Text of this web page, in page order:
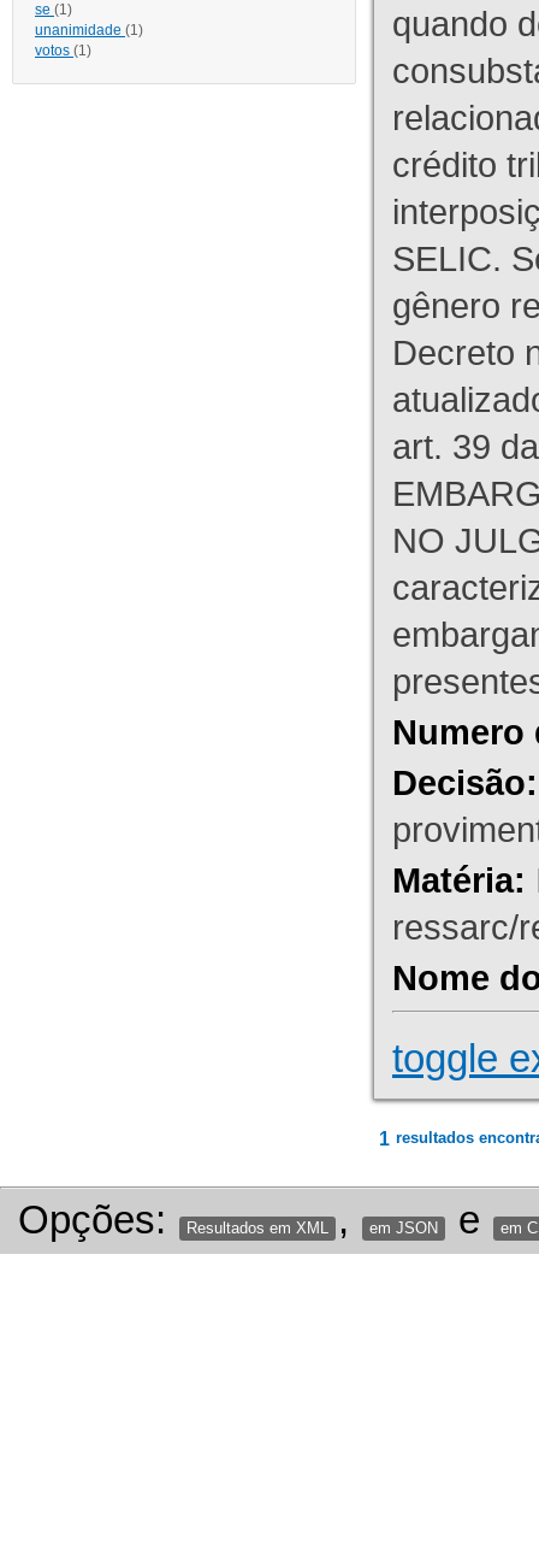
se (1)
unanimidade (1)
votos (1)
quando
crédito
SELIC.
gênero
Decreto
art. 39
NO
Numero
Decisão:
Matéria:
ressarc/
Nome
toggle
1 resultados
Opções: Resultados em XML , em JSON e em